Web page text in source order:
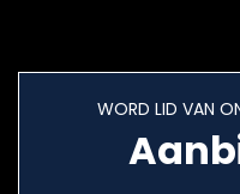
WORD LID VAN